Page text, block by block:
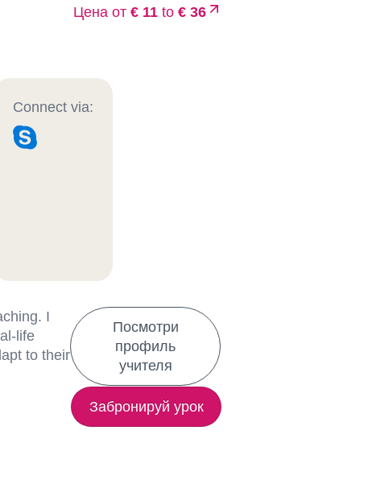
Цена от € 11 to € 36
Connect via:
I
life
to their
Посмотри
профиль
учителя
Забронируй урок